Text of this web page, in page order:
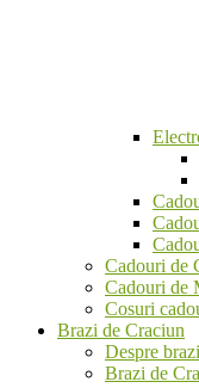
Cadouri de
Cadouri de
Cosuri
Brazi de Craciun
Despre
Brazi de